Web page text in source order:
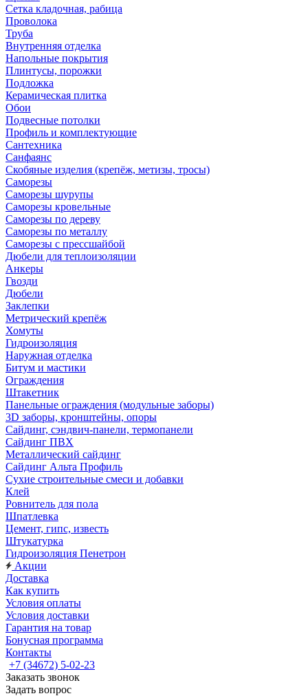
Сетка кладочная, рабица
Проволока
Труба
Внутренняя отделка
Напольные покрытия
Плинтусы, порожки
Подложка
Керамическая плитка
Обои
Подвесные потолки
Профиль и комплектующие
Сантехника
Санфаянс
Скобяные изделия (крепёж, метизы, тросы)
Саморезы
Саморезы шурупы
Саморезы кровельные
Саморезы по дереву
Саморезы по металлу
Саморезы с прессшайбой
Дюбели для теплоизоляции
Анкеры
Гвозди
Дюбели
Заклепки
Метрический крепёж
Хомуты
Гидроизоляция
Наружная отделка
Битум и мастики
Ограждения
Штакетник
Панельные ограждения (модульные заборы)
3D заборы, кронштейны, опоры
Cайдинг, сэндвич-панели, термопанели
Сайдинг ПВХ
Металлический сайдинг
Сайдинг Альта Профиль
Сухие строительные смеси и добавки
Клей
Ровнитель для пола
Шпатлевка
Цемент, гипс, известь
Штукатурка
Гидроизоляция Пенетрон
Акции
Доставка
Как купить
Условия оплаты
Условия доставки
Гарантия на товар
Бонусная программа
Контакты
+7 (34672) 5-02-23
Заказать звонок
Задать вопрос